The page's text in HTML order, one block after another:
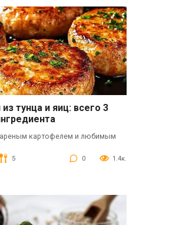
тунца и яиц: всего 3
картофелем и любимым
5 0 1.4к.